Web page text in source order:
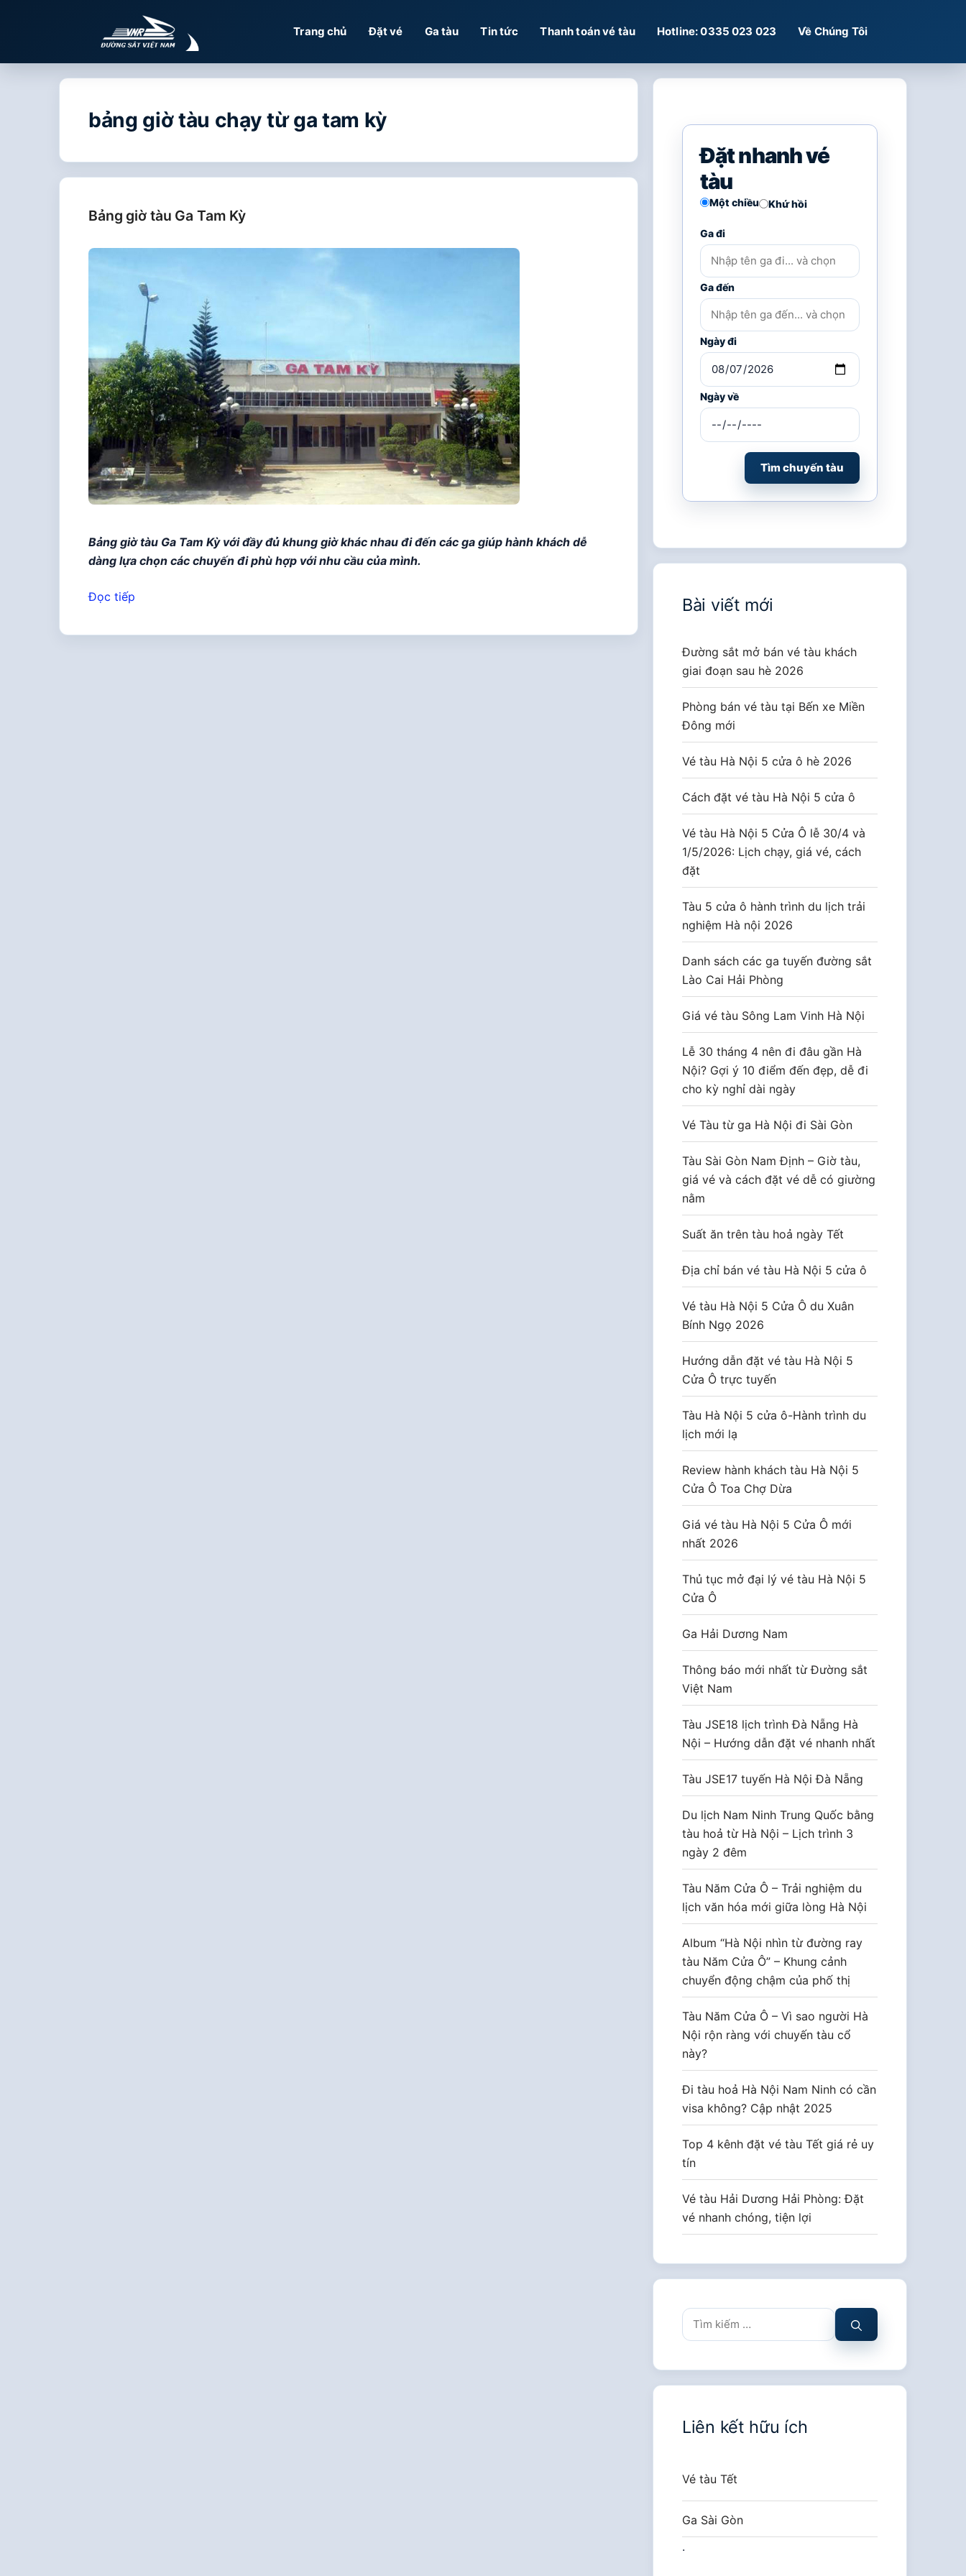
dung
Trang chủ Đặt vé Ga tàu Tin tức Thanh toán vé tàu Hotline: 0335 023 023 Về Chúng Tôi
bảng giờ tàu chạy từ ga tam kỳ
Bảng giờ tàu Ga Tam Kỳ
Bảng giờ tàu Ga Tam Kỳ với đầy đủ khung giờ khác nhau đi đến các ga giúp hành khách dễ
dàng lựa chọn các chuyến đi phù hợp với nhu cầu của mình.
Đọc tiếp
Đặt nhanh vé
tàu
Một chiều Khứ hồi
Ga đi
Ga đến
Ngày đi
Ngày về
Tìm chuyến tàu
Bài viết mới
Đường sắt mở bán vé tàu khách
giai đoạn sau hè 2026
Phòng bán vé tàu tại Bến xe Miền
Đông mới
Vé tàu Hà Nội 5 cửa ô hè 2026
Cách đặt vé tàu Hà Nội 5 cửa ô
Vé tàu Hà Nội 5 Cửa Ô lễ 30/4 và
1/5/2026: Lịch chạy, giá vé, cách
đặt
Tàu 5 cửa ô hành trình du lịch trải
nghiệm Hà nội 2026
Danh sách các ga tuyến đường sắt
Lào Cai Hải Phòng
Giá vé tàu Sông Lam Vinh Hà Nội
Lễ 30 tháng 4 nên đi đâu gần Hà
Nội? Gợi ý 10 điểm đến đẹp, dễ đi
cho kỳ nghỉ dài ngày
Vé Tàu từ ga Hà Nội đi Sài Gòn
Tàu Sài Gòn Nam Định – Giờ tàu,
giá vé và cách đặt vé dễ có giường
nằm
Suất ăn trên tàu hoả ngày Tết
Địa chỉ bán vé tàu Hà Nội 5 cửa ô
Vé tàu Hà Nội 5 Cửa Ô du Xuân
Bính Ngọ 2026
Hướng dẫn đặt vé tàu Hà Nội 5
Cửa Ô trực tuyến
Tàu Hà Nội 5 cửa ô-Hành trình du
lịch mới lạ
Review hành khách tàu Hà Nội 5
Cửa Ô Toa Chợ Dừa
Giá vé tàu Hà Nội 5 Cửa Ô mới
nhất 2026
Thủ tục mở đại lý vé tàu Hà Nội 5
Cửa Ô
Ga Hải Dương Nam
Thông báo mới nhất từ Đường sắt
Việt Nam
Tàu JSE18 lịch trình Đà Nẵng Hà
Nội – Hướng dẫn đặt vé nhanh nhất
Tàu JSE17 tuyến Hà Nội Đà Nẵng
Du lịch Nam Ninh Trung Quốc bằng
tàu hoả từ Hà Nội – Lịch trình 3
ngày 2 đêm
Tàu Năm Cửa Ô – Trải nghiệm du
lịch văn hóa mới giữa lòng Hà Nội
Album “Hà Nội nhìn từ đường ray
tàu Năm Cửa Ô” – Khung cảnh
chuyển động chậm của phố thị
Tàu Năm Cửa Ô – Vì sao người Hà
Nội rộn ràng với chuyến tàu cổ
này?
Đi tàu hoả Hà Nội Nam Ninh có cần
visa không? Cập nhật 2025
Top 4 kênh đặt vé tàu Tết giá rẻ uy
tín
Vé tàu Hải Dương Hải Phòng: Đặt
vé nhanh chóng, tiện lợi
Tìm
kiếm
Liên kết hữu ích
Vé tàu Tết
Ga Sài Gòn
.